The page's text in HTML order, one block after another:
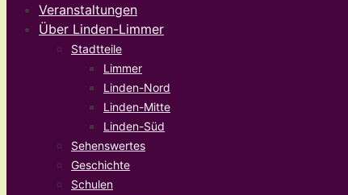
Veranstaltungen
Über Linden-Limmer
Stadtteile
Limmer
Linden-Nord
Linden-Mitte
Linden-Süd
Sehenswertes
Geschichte
Schulen